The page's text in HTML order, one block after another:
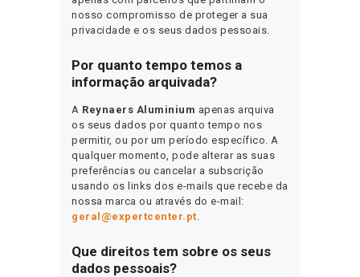
nosso compromisso de proteger a sua
privacidade e os seus dados pessoais.
Por quanto tempo temos a
informação arquivada?
A Reynaers Aluminium apenas arquiva
os seus dados por quanto tempo nos
permitir, ou por um período específico. A
qualquer momento, pode alterar as suas
preferências ou cancelar a subscrição
usando os links dos e-mails que recebe da
nossa marca ou através do e-mail:
geral@expertcenter.pt.
Que direitos tem sobre os seus
dados pessoais?